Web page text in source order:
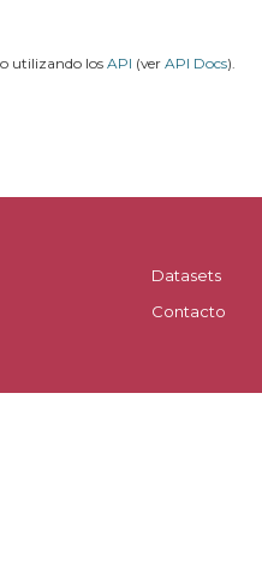
utilizando los API (ver API Docs).
Datasets
Contacto